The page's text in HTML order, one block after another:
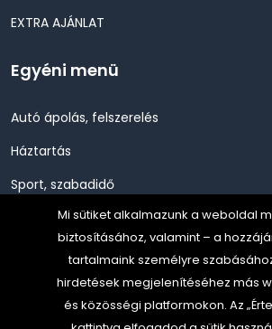
EXTRA AJÁNLAT
Egyéni menü
Autó ápolás, felszerelés
Háztartás
Sport, szabadidő
Szépség, Egészség, Higénia
Szerszám, Barkácsolás
Telefon, Okos eszköz, GPS
Mi sütiket alkalmazunk a weboldal
biztosításához, valamint – a
tartalmaink személyre
hirdetések megjelenítéséhez más
és közösségi platformokon. Az